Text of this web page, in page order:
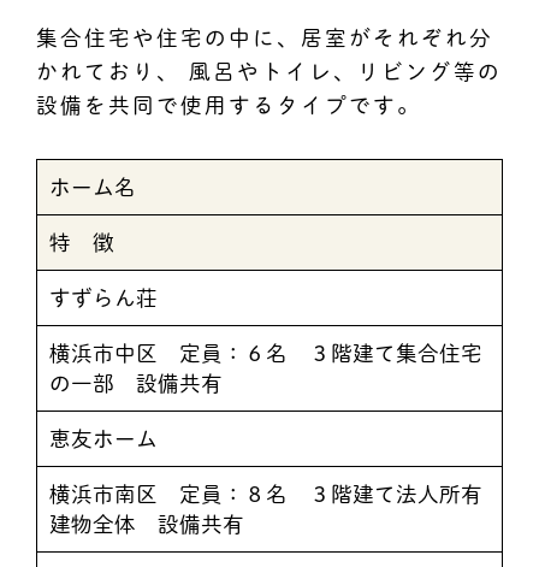
集合住宅や住宅の中に、居室がそれぞれ分
かれており、 風呂やトイレ、リビング等の
設備を共同で使用するタイプです。
ホーム名
特 徴
すずらん荘
横浜市中区 定員：６名 ３階建て集合住宅
の一部 設備共有
恵友ホーム
横浜市南区 定員：８名 ３階建て法人所有
建物全体 設備共有